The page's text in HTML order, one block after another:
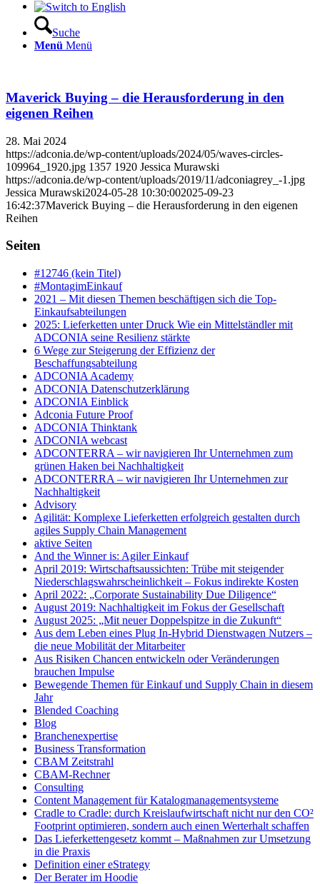
Suche
Menü Menü
Maverick Buying – die Herausforderung in den
eigenen Reihen
28. Mai 2024
https://adconia.de/wp-content/uploads/2024/05/waves-circles-
109964_1920.jpg 1357 1920 Jessica Murawski
https://adconia.de/wp-content/uploads/2019/11/adconiagrey_-1.jpg
Jessica Murawski2024-05-28 10:30:002025-09-23
16:42:37Maverick Buying – die Herausforderung in den eigenen
Reihen
Seiten
#12746 (kein Titel)
#MontagimEinkauf
2021 – Mit diesen Themen beschäftigen sich die Top-
Einkaufsabteilungen
2025: Lieferketten unter Druck Wie ein Mittelständler mit
ADCONIA seine Resilienz stärkte
6 Wege zur Steigerung der Effizienz der
Beschaffungsabteilung
ADCONIA Academy
ADCONIA Datenschutzerklärung
ADCONIA Einblick
Adconia Future Proof
ADCONIA Thinktank
ADCONIA webcast
ADCONTERRA – wir navigieren Ihr Unternehmen zum
grünen Haken bei Nachhaltigkeit
ADCONTERRA – wir navigieren Ihr Unternehmen zur
Nachhaltigkeit
Advisory
Agilität: Komplexe Lieferketten erfolgreich gestalten durch
agiles Supply Chain Management
aktive Seiten
And the Winner is: Agiler Einkauf
April 2019: Wirtschaftsaussichten: Trübe mit steigender
Niederschlagswahrscheinlichkeit – Fokus indirekte Kosten
April 2022: „Corporate Sustainability Due Diligence“
August 2019: Nachhaltigkeit im Fokus der Gesellschaft
August 2025: „Mit neuer Doppelspitze in die Zukunft“
Aus dem Leben eines Plug In-Hybrid Dienstwagen Nutzers –
die neue Mobilität der Mitarbeiter
Aus Risiken Chancen entwickeln oder Veränderungen
brauchen Impulse
Bewegende Themen für Einkauf und Supply Chain in diesem
Jahr
Blended Coaching
Blog
Branchenexpertise
Business Transformation
CBAM Zeitstrahl
CBAM-Rechner
Consulting
Content Management für Katalogmanagementsysteme
Cradle to Cradle: durch Kreislaufwirtschaft nicht nur den CO²
Footprint optimieren, sondern auch einen Werterhalt schaffen
Das Lieferkettengesetz kommt – Maßnahmen zur Umsetzung
in die Praxis
Definition einer eStrategy
Der Berater im Hoodie